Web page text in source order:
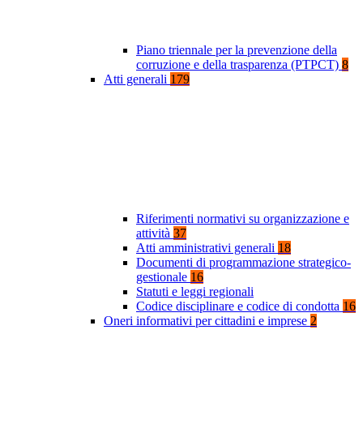
Piano triennale per la prevenzione della
corruzione e della trasparenza (PTPCT) 8
Atti generali 179
Riferimenti normativi su organizzazione e
attività 37
Atti amministrativi generali 18
Documenti di programmazione strategico-
gestionale 16
Statuti e leggi regionali
Codice disciplinare e codice di condotta 16
Oneri informativi per cittadini e imprese 2